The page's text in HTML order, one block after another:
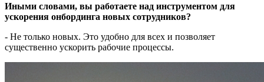
Иными словами, вы работаете над инструментом для
ускорения онбординга новых сотрудников?
- Не только новых. Это удобно для всех и позволяет
существенно ускорить рабочие процессы.